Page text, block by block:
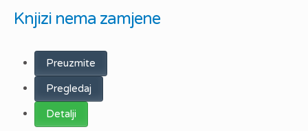
Knjizi nema zamjene
Preuzmite
Pregledaj
Detalji